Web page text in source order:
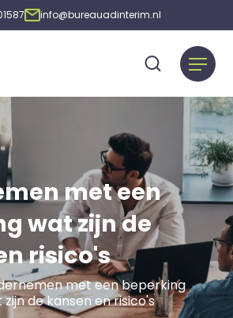
info@bureauadinterim.nl
met een
wat zijn de
risico's
met een beperking
zijn de kansen en risico's